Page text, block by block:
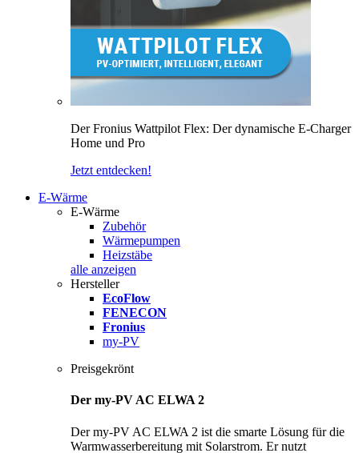
Der Fronius Wattpilot Flex: Der dynamische E-Charger
Home und Pro
Jetzt entdecken!
E-Wärme
E-Wärme
Zubehör
Wärmepumpen
Heizstäbe
alle anzeigen
Hersteller
EcoFlow
FENECON
Fronius
my-PV
Preisgekrönt
Der my-PV AC ELWA 2
Der my-PV AC ELWA 2 ist die smarte Lösung für die
Warmwasserbereitung mit Solarstrom. Er nutzt